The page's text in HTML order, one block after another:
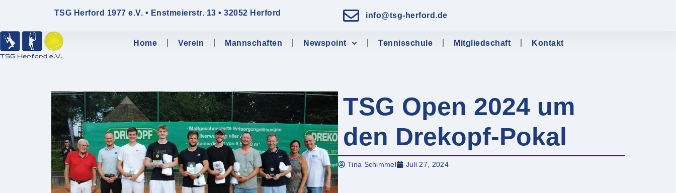
TSG Herford 1977 e.V. • Enstmeierstr. 13 • 32052 Herford info@tsg-herford.de
Home Verein Mannschaften Newspoint Tennisschule Mitgliedschaft Kontakt
TSG Open 2024 um
den Drekopf-Pokal
Tina Schimmel Juli 27, 2024